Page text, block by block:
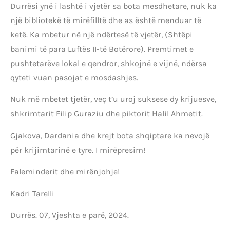
Durrësi ynë i lashtë i vjetër sa bota mesdhetare, nuk ka
një bibliotekë të mirëfilltë dhe as është menduar të
ketë. Ka mbetur në një ndërtesë të vjetër, (Shtëpi
banimi të para Luftës II-të Botërore). Premtimet e
pushtetarëve lokal e qendror, shkojnë e vijnë, ndërsa
qyteti vuan pasojat e mosdashjes.
Nuk më mbetet tjetër, veç t’u uroj suksese dy krijuesve,
shkrimtarit Filip Guraziu dhe piktorit Halil Ahmetit.
Gjakova, Dardania dhe krejt bota shqiptare ka nevojë
për krijimtarinë e tyre. I mirëpresim!
Faleminderit dhe mirënjohje!
Kadri Tarelli
Durrës. 07, Vjeshta e parë, 2024.